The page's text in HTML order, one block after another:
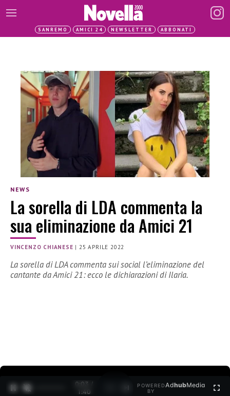
SANREMO AMICI 24 NEWSLETTER ABBONATI
NEWS
La sorella di LDA commenta la
sua eliminazione da Amici 21
VINCENZO CHIANESE |25 APRILE 2022
La sorella di LDA commenta sui social l’eliminazione del
cantante da Amici 21: ecco le dichiarazioni di Ilaria.
0:04 /
1:40
POWERED
BY
AdhubMedia